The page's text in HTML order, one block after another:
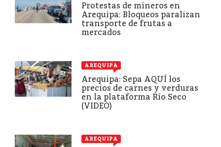
Protestas de mineros en
Arequipa: Bloqueos paralizan
transporte de frutas a
mercados
AREQUIPA
Arequipa: Sepa AQUÍ los
precios de carnes y verduras
en la plataforma Río Seco
(VIDEO)
AREQUIPA